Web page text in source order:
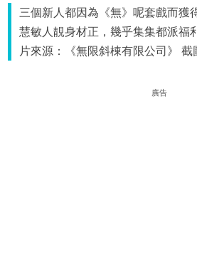
三個新人都因為《無》呢套戲而獲
慧敏人靚身材正，幾乎集集都派福
片來源：《無限斜棟有限公司》 截
廣告